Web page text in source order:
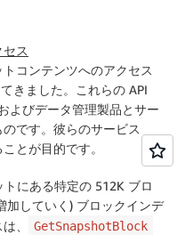
ス
コンテンツへのアクセス
きました。これらの API
よびデータ管理製品とサー
です。彼らのサービス
とが目的です。
にある特定の 512K ブロ
加していく) ブロックインデ
、
GetSnapshotBlock